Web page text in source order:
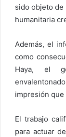
sido objeto de
humanitaria
Además, el
como
Haya, el
impresión que
El trabajo
para actuar